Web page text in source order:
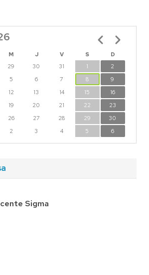
M J V S
D
29 30 31 1
2
5 6 7 8
9
12 13 14 15
16
19 20 21 22
23
26 27 28 29
30
2 3 4 5 6
Paginación
Sigma